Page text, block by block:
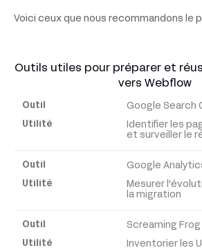
Voici ceux que nous recommandons le
Outils utiles pour préparer et
vers Webflow
Outil Google Search
Identifier les
et surveiller le
Google
Mesurer
la migration
Screaming Frog
Inventorier les